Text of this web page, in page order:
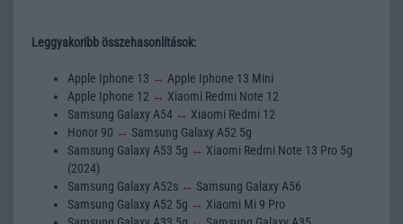
Leggyakoribb összehasonlítások:
Apple Iphone 13 ↔ Apple Iphone 13 Mini
Apple Iphone 12 ↔ Xiaomi Redmi Note 12
Samsung Galaxy A54 ↔ Xiaomi Redmi 12
Honor 90 ↔ Samsung Galaxy A52 5g
Samsung Galaxy A53 5g ↔ Xiaomi Redmi Note 13 Pro 5g
(2024)
Samsung Galaxy A52s ↔ Samsung Galaxy A56
Samsung Galaxy A52 5g ↔ Xiaomi Mi 9 Pro